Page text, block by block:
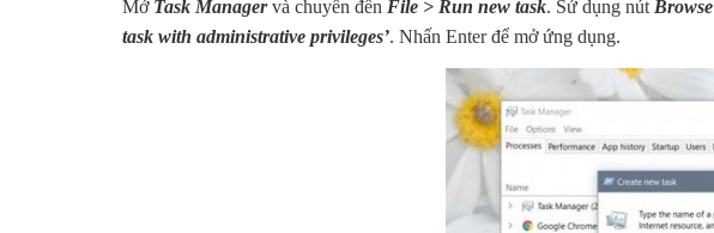
Mở Task Managervà chuyển đến File > Run new task. Sử dụng nút Browse
task with administrative privileges’. Nhấn Enter để mở ứng dụng.